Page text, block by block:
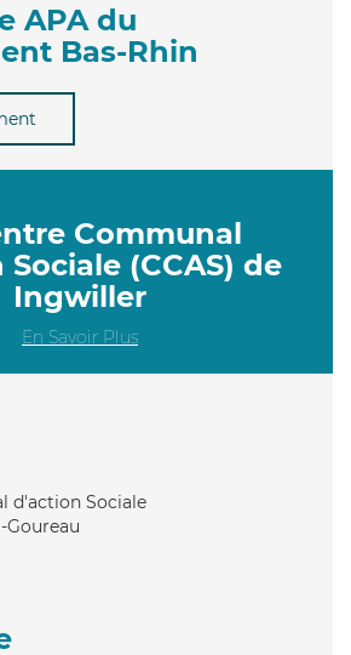
APA du
Bas-Rhin
Communal
(CCAS) de
Ingwiller
En Savoir Plus
d'action Sociale
Goureau